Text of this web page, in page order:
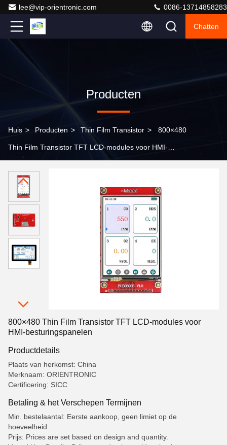
lee@vip-orientronic.com 0086-13714858283
Chatten
Producten
Huis > Producten > Thin Film Transistor > 800×480
Thin Film Transistor TFT LCD-modules voor HMI-
800×480 Thin Film Transistor TFT LCD-modules voor
HMI-besturingspanelen
Productdetails
Plaats van herkomst: China
Merknaam: ORIENTRONIC
Certificering: SICC
Betaling & het Verschepen Termijnen
Min. bestelaantal: Eerste aankoop, geen limiet op de
hoeveelheid.
Prijs: Prices are set based on design and quantity.